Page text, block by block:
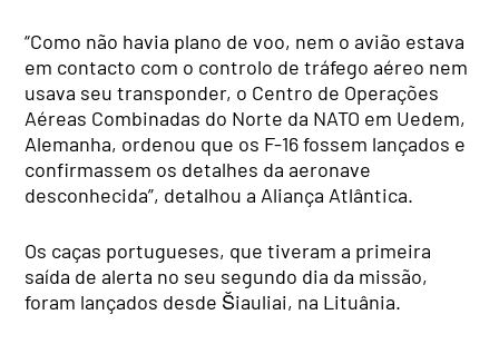
“Como não havia plano de voo, nem o avião estava
em contacto com o controlo de tráfego aéreo nem
usava seu transponder, o Centro de Operações
Aéreas Combinadas do Norte da NATO em Uedem,
Alemanha, ordenou que os F-16 fossem lançados e
confirmassem os detalhes da aeronave
desconhecida”, detalhou a Aliança Atlântica.
Os caças portugueses, que tiveram a primeira
saída de alerta no seu segundo dia da missão,
foram lançados desde Šiauliai, na Lituânia.